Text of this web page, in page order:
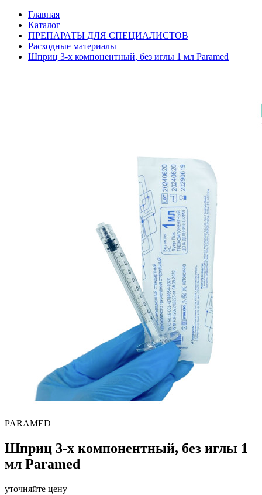
Главная
Каталог
ПРЕПАРАТЫ ДЛЯ СПЕЦИАЛИСТОВ
Расходные материалы
Шприц 3-х компонентный, без иглы 1 мл Paramed
PARAMED
Шприц 3-х компонентный, без иглы 1
мл Paramed
уточняйте цену